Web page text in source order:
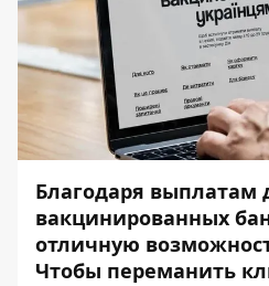
Благодаря выплатам
вакцинированных
отличную
Чтобы переманить